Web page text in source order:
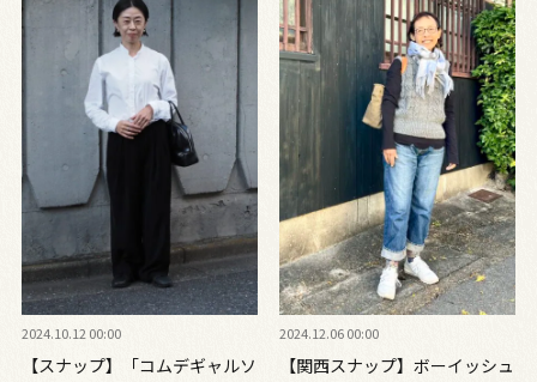
2024.10.12 00:00
【スナップ】「コムデギャルソ
2024.12.06 00:00
【関西スナップ】ボーイッシュ